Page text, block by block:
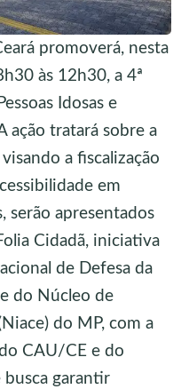
promoverá, nesta
às 12h30, a 4ª
Idosas e
ação tratará sobre a
a fiscalização
em
serão apresentados
Cidadã, iniciativa
de Defesa da
do Núcleo de
do MP, com a
CAU/CE e do
garantir